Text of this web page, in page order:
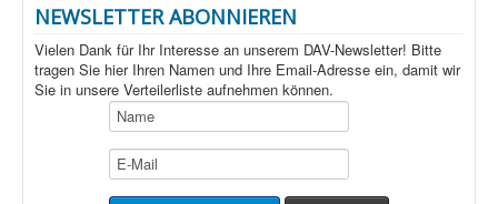
NEWSLETTER ABONNIEREN
Vielen Dank für Ihr Interesse an unserem DAV-Newsletter! Bitte
tragen Sie hier Ihren Namen und Ihre Email-Adresse ein, damit wir
Sie in unsere Verteilerliste aufnehmen können.